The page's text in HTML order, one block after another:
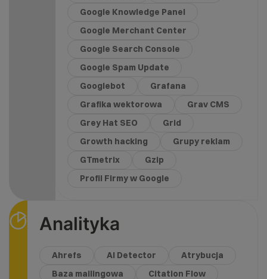
Google Knowledge Panel
Google Merchant Center
Google Search Console
Google Spam Update
Googlebot
Grafana
Grafika wektorowa
Grav CMS
Grey Hat SEO
Grid
Growth hacking
Grupy reklam
GTmetrix
Gzip
Profil Firmy w Google
Analityka
Ahrefs AI Detector
Atrybucja
Baza mailingowa
Citation Flow